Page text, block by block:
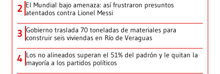
2 El Mundial bajo amenaza: así frustraron presuntos
atentados contra Lionel Messi
3 Gobierno traslada 70 toneladas de materiales para
construir seis viviendas en Río de Veraguas
4 Los no alineados superan el 51% del padrón y le quitan la
mayoría a los partidos políticos